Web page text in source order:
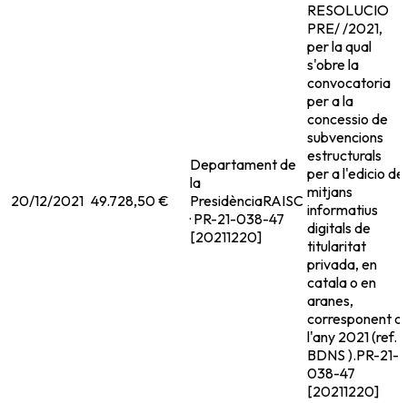
20/12/2021 49.728,50 €
Departament de
la
PresidènciaRAISC
· PR-21-038-47
[20211220]
RESOLUCIO
PRE/ /2021,
per la qual
s'obre la
convocatoria
per a la
concessio de
subvencions
estructurals
per a l'edicio de
mitjans
informatius
digitals de
titularitat
privada, en
catala o en
aranes,
corresponent a
l'any 2021 (ref.
BDNS ).PR-21-
038-47
[20211220]